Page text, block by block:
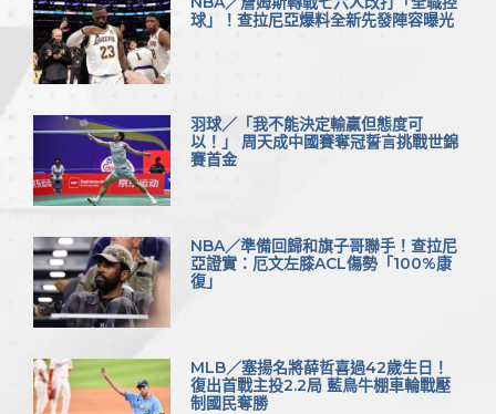
球」！查拉尼亞爆料全新先發陣容曝光
羽球／「我不能決定輸贏但態度可
以！」 周天成中國賽奪冠誓言挑戰世錦
賽首金
NBA／準備回歸和旗子哥聯手！查拉尼
亞證實：厄文左膝ACL傷勢「100%康
復」
MLB／塞揚名將薛哲喜過42歲生日！
復出首戰主投2.2局 藍鳥牛棚車輪戰壓
制國民奪勝